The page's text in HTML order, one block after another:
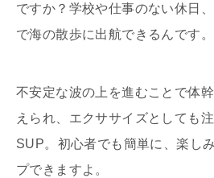
ですか？学校や仕事のない休日
で海の散歩に出航できるんです。
不安定な波の上を進むことで体
えられ、エクササイズとしても
SUP。初心者でも簡単に、楽し
プできますよ。